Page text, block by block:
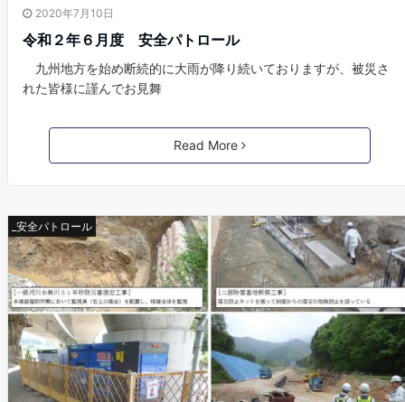
2020年7月10日
令和２年６月度 安全パトロール
九州地方を始め断続的に大雨が降り続いておりますが、被災さ
れた皆様に謹んでお見舞
Read More
_安全パトロール